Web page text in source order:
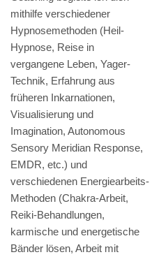
mithilfe verschiedener
Hypnosemethoden (Heil-
Hypnose, Reise in
vergangene Leben, Yager-
Technik, Erfahrung aus
früheren Inkarnationen,
Visualisierung und
Imagination, Autonomous
Sensory Meridian Response,
EMDR, etc.) und
verschiedenen Energiearbeits-
Methoden (Chakra-Arbeit,
Reiki-Behandlungen,
karmische und energetische
Bänder lösen, Arbeit mit